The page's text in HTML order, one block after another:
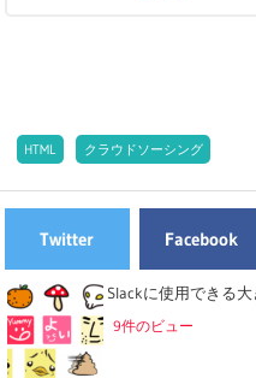
HTML クラウドソーシング
Twitter Facebook
Slackに使用できる
9件のビュー